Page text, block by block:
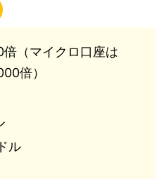
（マイクロ口座は
倍）
ル